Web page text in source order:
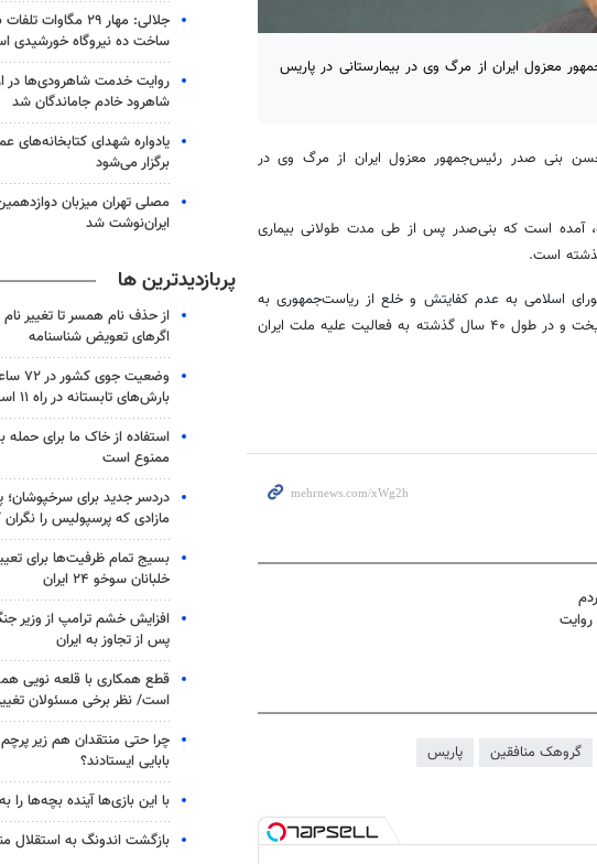
معزول ایران از مرگ وی در بیمارستانی در پاریس
بنیصدر رئیس‌جمهور معزول ایران از مرگ وی در
آمده استکه بنی‌صدر پس از طی مدت طولانی بیماری
است.
اسلامی به عدم کفایتش و خلعاز ریاست‌جمهوری به
سرکرده سازمان منافقین به فرانسه گریخت و در طول ۴۰ سال گذشته به فعالیت علیه ملت ایران
گروهک منافقین پاریس
جلالی: مهار ۲۹ مگاوات
ساخت ده نیروگاه خورشیدی
روایت خدمت شاهرودی‌ها در
شاهرود خادم جاماندگان شد
یادواره شهدای کتابخانه‌های
برگزار می‌شود
مصلی تهران میزبان
ایران‌نوشت شد
پربازدیدترین ها
از حذف نام همسر تا تغییر نام
اگرهای تعویض شناسنامه
وضعیت
بارش‌های تابستانه در راه ۱۱ استان
استفاده از خاک ما برای
ممنوع است
دردسر جدید برای سرخپوشان؛
مازادی که پرسپولیس را نگران
بسیج تمام ظرفیت‌ها برای
خلبانان سوخو ۲۴ ایران
افزایش خشم ترامپ از وزیر
پس از تجاوز به ایران
قطع همکاری با قلعه نویی
است/ نظر برخی مسئولان
چرا حتی منتقدان هم زیر
بابایی ایستادند؟
با این بازی‌ها آینده بچه‌ها را
بازگشت اندونگ به استقلال